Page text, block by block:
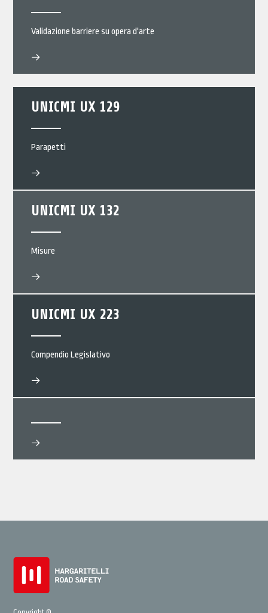
Validazione barriere su opera d'arte
UNICMI UX 129
Parapetti
UNICMI UX 132
Misure
UNICMI UX 223
Compendio Legislativo